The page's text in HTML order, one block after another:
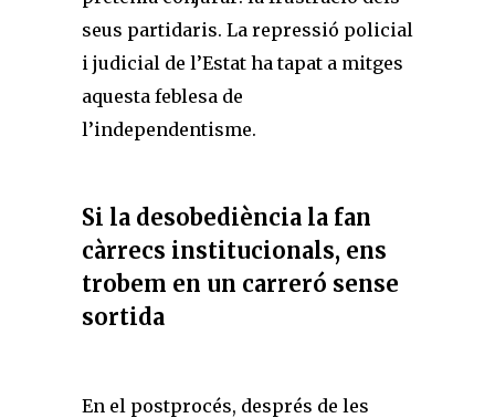
seus partidaris. La repressió policial
i judicial de l’Estat ha tapat a mitges
aquesta feblesa de
l’independentisme.
Si la desobediència la fan
càrrecs institucionals, ens
trobem en un carreró sense
sortida
En el postprocés, després de les